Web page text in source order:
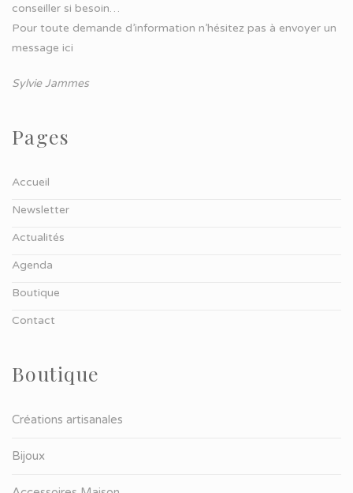
conseiller si besoin…
Pour toute demande d’information n’hésitez pas à envoyer un
message ici
Sylvie Jammes
Pages
Accueil
Newsletter
Actualités
Agenda
Boutique
Contact
Boutique
Créations artisanales
Bijoux